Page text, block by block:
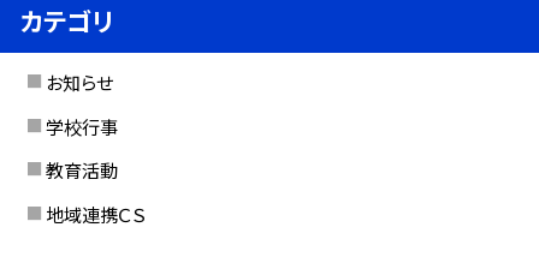
カテゴリ
お知らせ
学校行事
教育活動
地域連携ＣＳ